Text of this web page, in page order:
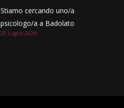
Stiamo cercando uno/a
psicologo/a a Badolato
20 Luglio 2026